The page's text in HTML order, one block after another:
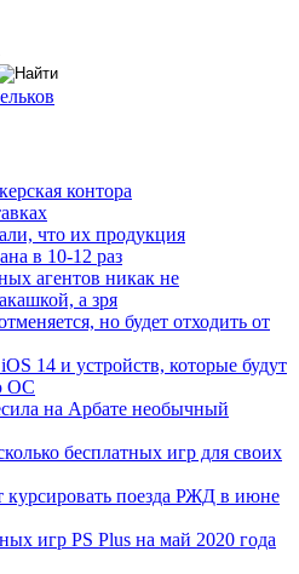
контора
что их продукция
в 10-12 раз
агентов никак не
а зря
но будет отходить от
14 и устройств, которые будут
ОС
на Арбате необычный
бесплатных игр для своих
поезда РЖД в июне
игр PS Plus на май 2020 года